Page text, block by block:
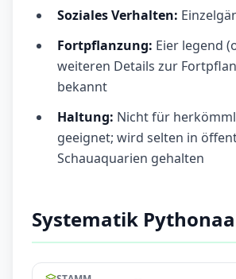
Soziales Verhalten:
Fortpflanzung: Eier legend
weiteren Details zur
bekannt
Haltung: Nicht für
geeignet; wird selten in
Schauaquarien gehalten
Systematik